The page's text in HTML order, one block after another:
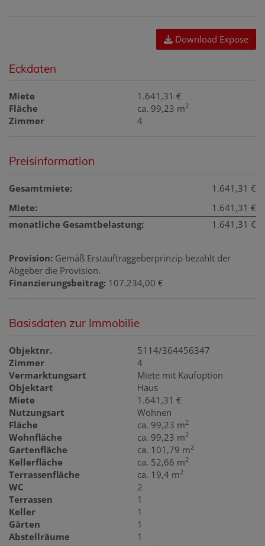
Download Expose
Eckdaten
Miete
1.641,31 €
Fläche
ca. 99,23 m2
Zimmer 4
Preisinformation
Gesamtmiete:
1.641,31 €
Miete:
1.641,31 €
monatliche Gesamtbelastung:
1.641,31 €
Provision: Gemäß Erstauftraggeberprinzip bezahlt der
Abgeber die Provision.
Finanzierungsbeitrag: 107.234,00 €
Basisdaten zur Immobilie
Objektnr.
5114/364456347
Zimmer
4
Vermarktungsart
Miete mit Kaufoption
Objektart
Haus
Miete
1.641,31 €
Nutzungsart
Wohnen
Fläche
ca. 99,23 m2
Wohnfläche ca. 99,23 m2
Gartenfläche ca. 101,79 m2
Kellerfläche ca. 52,66 m2
Terrassenfläche ca. 19,4 m2
WC
2
Terrassen
1
Keller
1
Gärten
1
Abstellräume
1